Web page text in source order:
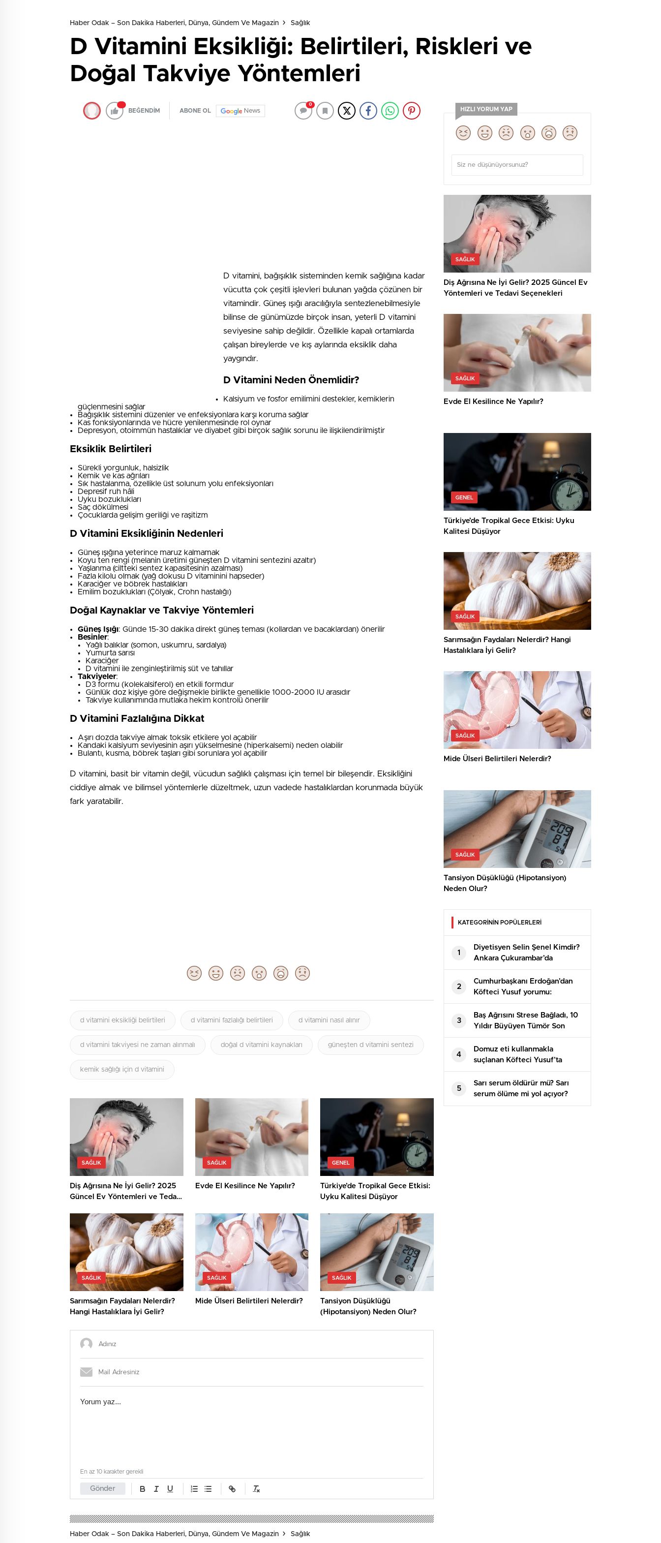
Haber Odak – Son Dakika Haberleri, Dünya, Gündem Ve Magazin Sağlık
D Vitamini Eksikliği: Belirtileri, Riskleri ve
Doğal Takviye Yöntemleri
BEĞENDİM ABONE OL News
0
D vitamini, bağışıklık sisteminden kemik sağlığına kadar
vücutta çok çeşitli işlevleri bulunan yağda çözünen bir
vitamindir. Güneş ışığı aracılığıyla sentezlenebilmesiyle
bilinse de günümüzde birçok insan, yeterli D vitamini
seviyesine sahip değildir. Özellikle kapalı ortamlarda
çalışan bireylerde ve kış aylarında eksiklik daha
yaygındır.
D Vitamini Neden Önemlidir?
Kalsiyum ve fosfor emilimini destekler, kemiklerin
güçlenmesini sağlar
Bağışıklık sistemini düzenler ve enfeksiyonlara karşı koruma sağlar
Kas fonksiyonlarında ve hücre yenilenmesinde rol oynar
Depresyon, otoimmün hastalıklar ve diyabet gibi birçok sağlık sorunu ile ilişkilendirilmiştir
Eksiklik Belirtileri
Sürekli yorgunluk, halsizlik
Kemik ve kas ağrıları
Sık hastalanma, özellikle üst solunum yolu enfeksiyonları
Depresif ruh hâli
Uyku bozuklukları
Saç dökülmesi
Çocuklarda gelişim geriliği ve raşitizm
D Vitamini Eksikliğinin Nedenleri
Güneş ışığına yeterince maruz kalmamak
Koyu ten rengi (melanin üretimi güneşten D vitamini sentezini azaltır)
Yaşlanma (ciltteki sentez kapasitesinin azalması)
Fazla kilolu olmak (yağ dokusu D vitaminini hapseder)
Karaciğer ve böbrek hastalıkları
Emilim bozuklukları (Çölyak, Crohn hastalığı)
Doğal Kaynaklar ve Takviye Yöntemleri
Güneş Işığı: Günde 15-30 dakika direkt güneş teması (kollardan ve bacaklardan) önerilir
Besinler:
Yağlı balıklar (somon, uskumru, sardalya)
Yumurta sarısı
Karaciğer
D vitamini ile zenginleştirilmiş süt ve tahıllar
Takviyeler:
D3 formu (kolekalsiferol) en etkili formdur
Günlük doz kişiye göre değişmekle birlikte genellikle 1000-2000 IU arasıdır
Takviye kullanımında mutlaka hekim kontrolü önerilir
D Vitamini Fazlalığına Dikkat
Aşırı dozda takviye almak toksik etkilere yol açabilir
Kandaki kalsiyum seviyesinin aşırı yükselmesine (hiperkalsemi) neden olabilir
Bulantı, kusma, böbrek taşları gibi sorunlara yol açabilir
D vitamini, basit bir vitamin değil, vücudun sağlıklı çalışması için temel bir bileşendir. Eksikliğini
ciddiye almak ve bilimsel yöntemlerle düzeltmek, uzun vadede hastalıklardan korunmada büyük
fark yaratabilir.
d vitamini eksikliği belirtileri d vitamini fazlalığı belirtileri d vitamini nasıl alınır
d vitamini takviyesi ne zaman alınmalı doğal d vitamini kaynakları güneşten d vitamini sentezi
kemik sağlığı için d vitamini
SAĞLIK
Diş Ağrısına Ne İyi Gelir? 2025
Güncel Ev Yöntemleri ve Tedavi
SAĞLIK
Evde El Kesilince Ne Yapılır?
GENEL
Türkiye’de Tropikal Gece Etkisi:
Uyku Kalitesi Düşüyor
SAĞLIK
Sarımsağın Faydaları Nelerdir?
Hangi Hastalıklara İyi Gelir?
SAĞLIK
Mide Ülseri Belirtileri Nelerdir?
SAĞLIK
Tansiyon Düşüklüğü
(Hipotansiyon) Neden Olur?
Gönder
En az 10 karakter gerekli
HIZLI YORUM YAP
SAĞLIK
Diş Ağrısına Ne İyi Gelir? 2025 Güncel Ev
Yöntemleri ve Tedavi Seçenekleri
SAĞLIK
Evde El Kesilince Ne Yapılır?
GENEL
Türkiye’de Tropikal Gece Etkisi: Uyku
Kalitesi Düşüyor
SAĞLIK
Sarımsağın Faydaları Nelerdir? Hangi
Hastalıklara İyi Gelir?
SAĞLIK
Mide Ülseri Belirtileri Nelerdir?
SAĞLIK
Tansiyon Düşüklüğü (Hipotansiyon)
Neden Olur?
KATEGORİNİN POPÜLERLERİ
1
Diyetisyen Selin Şenel Kimdir?
Ankara Çukurambar’da
Profesyonel Beslenme
Danışmanlığı
2
Cumhurbaşkanı Erdoğan’dan
Köfteci Yusuf yorumu:
Kendilerini savunma hakları
var, denetimlerimiz devam
edecek
3
Baş Ağrısını Strese Bağladı, 10
Yıldır Büyüyen Tümör Son
Anda Fark Edildi
4
Domuz eti kullanmakla
suçlanan Köfteci Yusuf’ta
rüzgar terse döndü
5
Sarı serum öldürür mü? Sarı
serum ölüme mi yol açıyor?
Hemşireden savunma geldi
Haber Odak – Son Dakika Haberleri, Dünya, Gündem Ve Magazin Sağlık